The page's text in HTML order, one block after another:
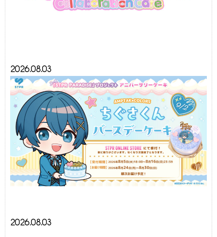
2026.08.03
2026.08.03